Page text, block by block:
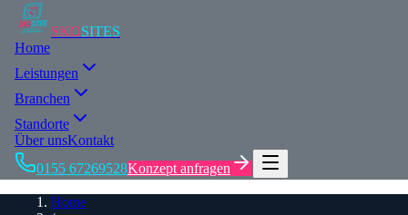
SKOSITES
Home
Leistungen
Branchen
Standorte
Über unsKontakt
0155 67269528Konzept anfragen
Home